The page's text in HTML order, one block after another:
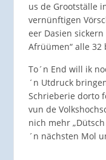
us de Grootställe
vernünftigen
eer Dasien
Afrüümen“ alle
To´n End will ik
´n Utdruck
Schrieberie dorto
vun de
nich mehr
´n nächsten Mol